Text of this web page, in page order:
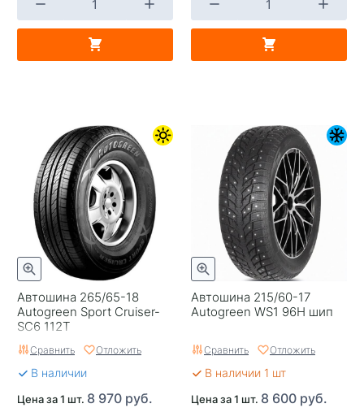
Автошина 265/65-18
Autogreen Sport Cruiser-
SC6 112T
Сравнить Отложить
В наличии
Цена за 1 шт. 8 970 руб.
Автошина 215/60-17
Autogreen WS1 96H шип
Сравнить Отложить
В наличии 1 шт
Цена за 1 шт. 8 600 руб.